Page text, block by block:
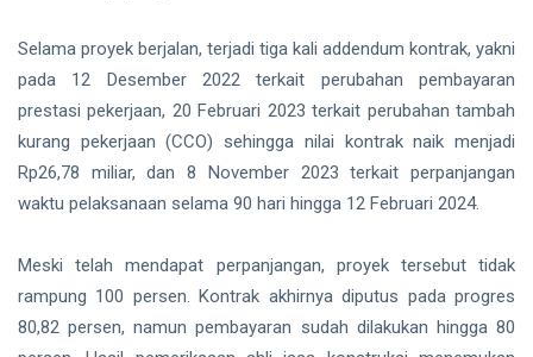
Selama proyek berjalan, terjadi tiga kali addendum kontrak, yakni
pada 12 Desember 2022 terkait perubahan pembayaran
prestasi pekerjaan, 20 Februari 2023 terkait perubahan tambah
kurang pekerjaan (CCO) sehingga nilai kontrak naik menjadi
Rp26,78 miliar, dan 8 November 2023 terkait perpanjangan
waktu pelaksanaan selama 90 hari hingga 12 Februari 2024.
Meski telah mendapat perpanjangan, proyek tersebut tidak
rampung 100 persen. Kontrak akhirnya diputus pada progres
80,82 persen, namun pembayaran sudah dilakukan hingga 80